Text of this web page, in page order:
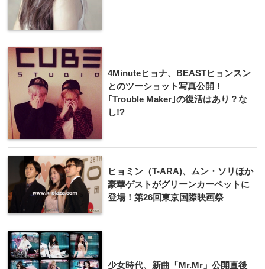
4Minuteヒョナ、BEASTヒョンスン
とのツーショット写真公開！
｢Trouble Maker｣の復活はあり？な
し!?
ヒョミン（T-ARA)、ムン・ソリほか
豪華ゲストがグリーンカーペットに
登場！第26回東京国際映画祭
少女時代、新曲「Mr.Mr」公開直後